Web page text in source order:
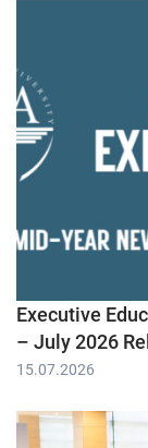
Executive
– July 2026
15.07.2026